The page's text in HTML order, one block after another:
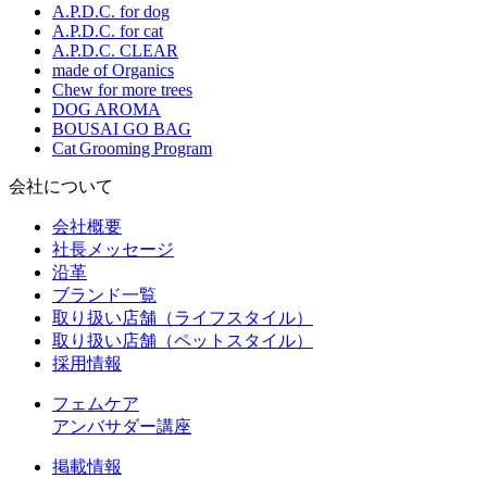
A.P.D.C. for dog
A.P.D.C. for cat
A.P.D.C. CLEAR
made of Organics
Chew for more trees
DOG AROMA
BOUSAI GO BAG
Cat Grooming Program
会社について
会社概要
社長メッセージ
沿革
ブランド一覧
取り扱い店舗（ライフスタイル）
取り扱い店舗（ペットスタイル）
採用情報
フェムケア
アンバサダー講座
掲載情報